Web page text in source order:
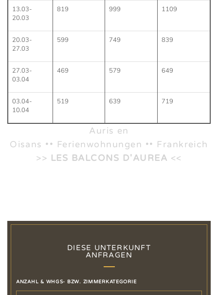
13.03-
20.03
819 999 1109
20.03-
27.03
599 749 839
27.03-
03.04
469 579 649
03.04-
10.04
519 639 719
Auris en
Oisans •• Ferienwohnungen •• Frankreich
>> LES BALCONS D'AUREA <<
DIESE UNTERKUNFT
ANFRAGEN
ANZAHL & WHGS- BZW. ZIMMERKATEGORIE